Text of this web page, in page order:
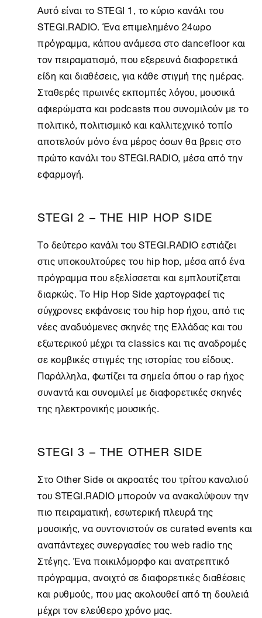
Αυτό είναι το STEGI 1, το κύριο κανάλι του
STEGI.RADIO. Ένα επιμελημένο 24ωρο
πρόγραμμα, κάπου ανάμεσα στο dancefloor και
τον πειραματισμό, που εξερευνά διαφορετικά
είδη και διαθέσεις, για κάθε στιγμή της ημέρας.
Σταθερές πρωινές εκπομπές λόγου, μουσικά
αφιερώματα και podcasts που συνομιλούν με το
πολιτικό, πολιτισμικό και καλλιτεχνικό τοπίο
αποτελούν μόνο ένα μέρος όσων θα βρεις στο
πρώτο κανάλι του STEGI.RADIO, μέσα από την
εφαρμογή.
STEGI 2 – THE HIP HOP SIDE
Το δεύτερο κανάλι του STEGI.RADIO εστιάζει
στις υποκουλτούρες του hip hop, μέσα από ένα
πρόγραμμα που εξελίσσεται και εμπλουτίζεται
διαρκώς. Το Hip Hop Side χαρτογραφεί τις
σύγχρονες εκφάνσεις του hip hop ήχου, από τις
νέες αναδυόμενες σκηνές της Ελλάδας και του
εξωτερικού μέχρι τα classics και τις αναδρομές
σε κομβικές στιγμές της ιστορίας του είδους.
Παράλληλα, φωτίζει τα σημεία όπου ο rap ήχος
συναντά και συνομιλεί με διαφορετικές σκηνές
της ηλεκτρονικής μουσικής.
STEGI 3 – THE OTHER SIDE
Στο Other Side οι ακροατές του τρίτου καναλιού
του STEGI.RADIO μπορούν να ανακαλύψουν την
πιο πειραματική, εσωτερική πλευρά της
μουσικής, να συντονιστούν σε curated events και
αναπάντεχες συνεργασίες του web radio της
Στέγης. Ένα ποικιλόμορφο και ανατρεπτικό
πρόγραμμα, ανοιχτό σε διαφορετικές διαθέσεις
και ρυθμούς, που μας ακολουθεί από τη δουλειά
μέχρι τον ελεύθερο χρόνο μας.